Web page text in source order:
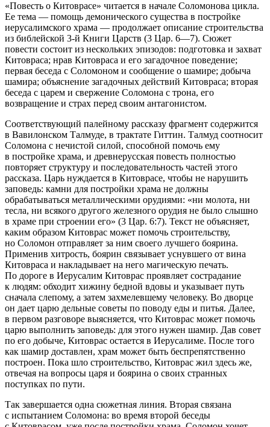
«Повесть о Китоврасе» читается в начале Соломонова цикла.
Ее тема — помощь демонического существа в постройке
иерусалимского храма — продолжает описание строительства
из библейской 3-й Книги Царств (3 Цар. 6—7). Сюжет
повести состоит из нескольких эпизодов: подготовка и захват
Китовраса; нрав Китовраса и его загадочное поведение;
первая беседа с Соломоном и сообщение о шамире; добыча
шамира; объяснение загадочных действий Китовраса; вторая
беседа с царем и свержение Соломона с трона, его
возвращение и страх перед своим антагонистом.
Соответствующий палейному рассказу фрагмент содержится
в Вавилонском Талмуде, в трактате Гиттин. Талмуд соотносит
Соломона с нечистой силой, способной помочь ему
в постройке храма, и древнерусская повесть полностью
повторяет структуру и последовательность частей этого
рассказа. Царь нуждается в Китоврасе, чтобы не нарушить
заповедь: камни для постройки храма не должны
обрабатываться металлическими орудиями: «ни молота, ни
тесла, ни всякого другого железного орудия не было слышно
в храме при строении его» (3 Цар. 6:7). Текст не объясняет,
каким образом Китоврас может помочь строительству,
но Соломон отправляет за ним своего лучшего боярина.
Применив хитрость, боярин связывает уснувшего от вина
Китовраса и накладывает на него магическую печать.
По дороге в Иерусалим Китоврас проявляет сострадание
к людям: обходит хижину бедной вдовы и указывает путь
сначала слепому, а затем захмелевшему человеку. Во дворце
он дает царю дельные советы по поводу еды и питья. Далее,
в первом разговоре выясняется, что Китоврас может помочь
царю выполнить заповедь: для этого нужен шамир. Дав совет
по его добыче, Китоврас остается в Иерусалиме. После того
как шамир доставлен, храм может быть беспрепятственно
построен. Пока шло строительство, Китоврас жил здесь же,
отвечая на вопросы царя и боярина о своих странных
поступках по пути.
Так завершается одна сюжетная линия. Вторая связана
с испытанием Соломона: во время второй беседы